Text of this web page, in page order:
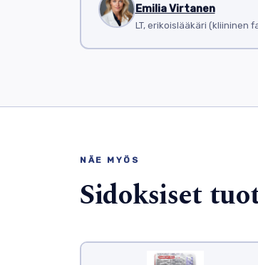
Emilia Virtanen
LT, erikoislääkäri (kliininen
NÄE MYÖS
Sidoksiset